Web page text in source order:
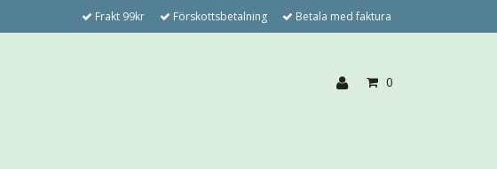
Frakt 99kr Förskottsbetalning Betala med faktura
0